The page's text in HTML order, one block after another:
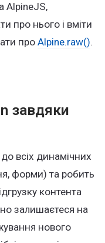
AlpineJS,
про нього і вміти
про Alpine.raw().
завдяки
всіх динамічних
форми) та робить
контента
залишаєтеся на
нового